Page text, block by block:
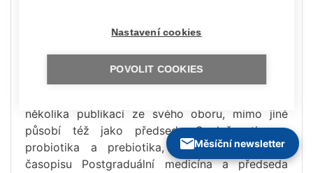
pediatrie. Věnuje se pediatrické
především zabývá dětskou gastroenterologií na
několika publikací ze svého oboru, mimo jiné
působí též jako předseda Společnosti pro
probiotika a prebiotika, člen redakční rady
časopisu Postgraduální medicína a předseda
Měsíční newsletter
Nastavení cookies
POVOLIT COOKIES